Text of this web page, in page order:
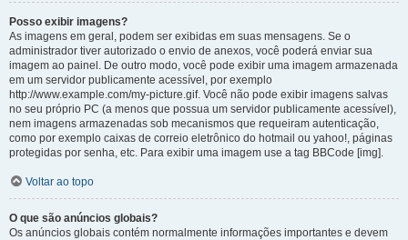
Posso exibir imagens?
As imagens em geral, podem ser exibidas em suas mensagens. Se o
administrador tiver autorizado o envio de anexos, você poderá enviar sua
imagem ao painel. De outro modo, você pode exibir uma imagem armazenada
em um servidor publicamente acessível, por exemplo
http://www.example.com/my-picture.gif. Você não pode exibir imagens salvas
no seu próprio PC (a menos que possua um servidor publicamente acessível),
nem imagens armazenadas sob mecanismos que requeiram autenticação,
como por exemplo caixas de correio eletrônico do hotmail ou yahoo!, páginas
protegidas por senha, etc. Para exibir uma imagem use a tag BBCode [img].
Voltar ao topo
O que são anúncios globais?
Os anúncios globais contém normalmente informações importantes e devem